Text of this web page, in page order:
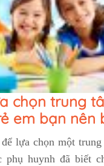
chọn trung
em bạn nên
lựa chọn một
phụ huynh đã biết